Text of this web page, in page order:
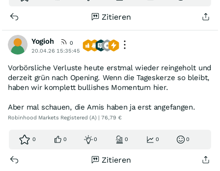
Zitieren
Yogioh
0
20.04.26 15:35:45
Vorbörsliche Verluste heute erstmal wieder reingeholt und
derzeit grün nach Opening. Wenn die Tageskerze so bleibt,
haben wir komplett bullishes Momentum hier.
Aber mal schauen, die Amis haben ja erst angefangen.
Robinhood Markets Registered (A) | 76,79 €
0 0 0 0 0 0
Zitieren